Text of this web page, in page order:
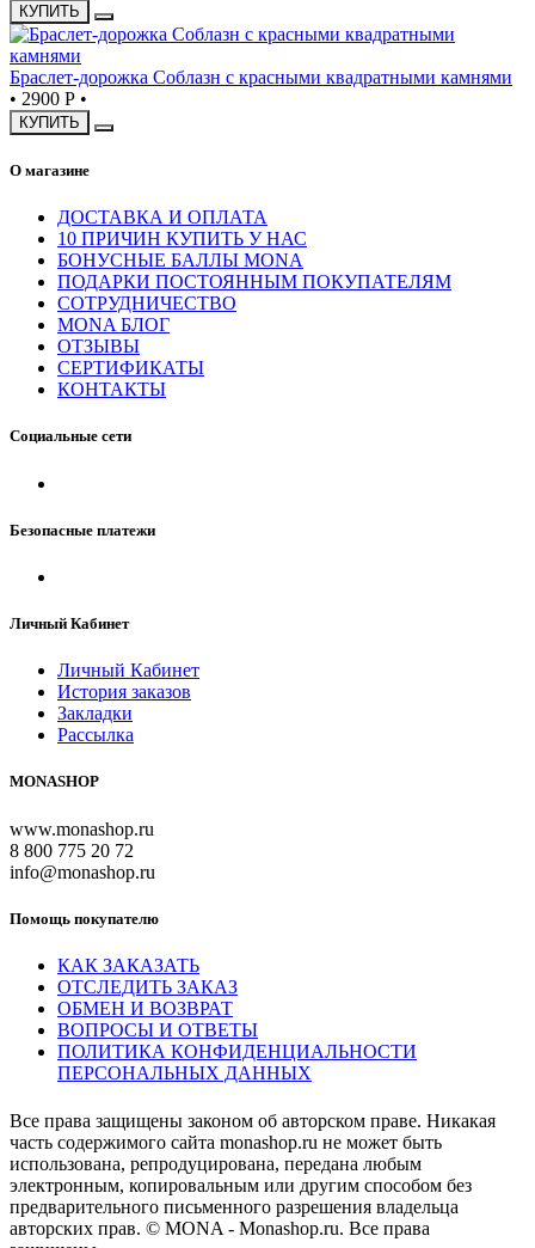
КУПИТЬ
Браслет-дорожка Соблазн с красными квадратными камнями
• 2900 Р •
КУПИТЬ
О магазине
ДОСТАВКА И ОПЛАТА
10 ПРИЧИН КУПИТЬ У НАС
БОНУСНЫЕ БАЛЛЫ MONA
ПОДАРКИ ПОСТОЯННЫМ ПОКУПАТЕЛЯМ
СОТРУДНИЧЕСТВО
MONA БЛОГ
ОТЗЫВЫ
СЕРТИФИКАТЫ
КОНТАКТЫ
Социальные сети
Безопасные платежи
Личный Кабинет
Личный Кабинет
История заказов
Закладки
Рассылка
MONASHOP
www.monashop.ru
8 800 775 20 72
info@monashop.ru
Помощь покупателю
КАК ЗАКАЗАТЬ
ОТСЛЕДИТЬ ЗАКАЗ
ОБМЕН И ВОЗВРАТ
ВОПРОСЫ И ОТВЕТЫ
ПОЛИТИКА КОНФИДЕНЦИАЛЬНОСТИ
ПЕРСОНАЛЬНЫХ ДАННЫХ
Все права защищены законом об авторском праве. Никакая
часть содержимого сайта monashop.ru не может быть
использована, репродуцирована, передана любым
электронным, копировальным или другим способом без
предварительного письменного разрешения владельца
авторских прав. © MONA - Monashop.ru. Все права